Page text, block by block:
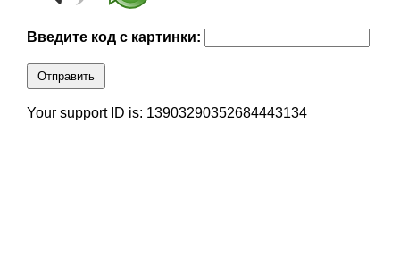
Введите код с картинки:
Отправить
Your support ID is: 13903290352684443134